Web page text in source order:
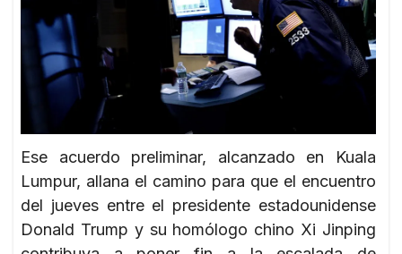
Ese acuerdo preliminar, alcanzado en Kuala
Lumpur, allana el camino para que el encuentro
del jueves entre el presidente estadounidense
Donald Trump y su homólogo chino Xi Jinping